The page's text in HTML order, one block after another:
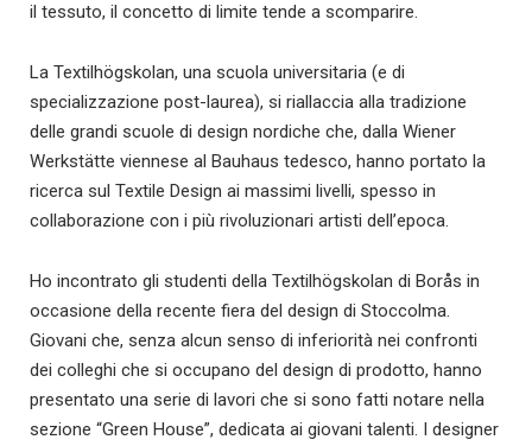
il tessuto, il concetto di limite tende a scomparire.
La Textilhögskolan, una scuola universitaria (e di
specializzazione post-laurea), si riallaccia alla tradizione
delle grandi scuole di design nordiche che, dalla Wiener
Werkstätte viennese al Bauhaus tedesco, hanno portato la
ricerca sul Textile Design ai massimi livelli, spesso in
collaborazione con i più rivoluzionari artisti dell’epoca.
Ho incontrato gli studenti della Textilhögskolan di Borås in
occasione della recente fiera del design di Stoccolma.
Giovani che, senza alcun senso di inferiorità nei confronti
dei colleghi che si occupano del design di prodotto, hanno
presentato una serie di lavori che si sono fatti notare nella
sezione “Green House”, dedicata ai giovani talenti. I designer